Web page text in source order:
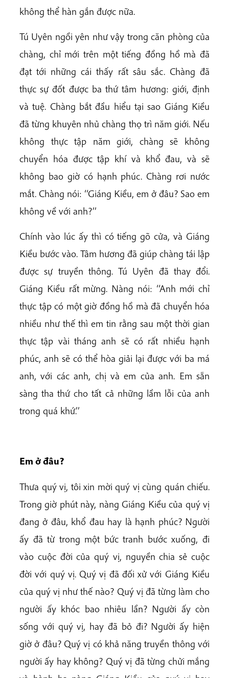
không thể hàn gắn được nữa.
Tú Uyên ngồi yên như vậy trong căn phòng của
chàng, chỉ mới trên một tiếng đồng hồ mà đã
đạt tới những cái thấy rất sâu sắc. Chàng đã
thực sự đốt được ba thứ tâm hương: giới, định
và tuệ. Chàng bắt đầu hiểu tại sao Giáng Kiều
đã từng khuyên nhủ chàng thọ trì năm giới. Nếu
không thực tập năm giới, chàng sẽ không
chuyển hóa được tập khí và khổ đau, và sẽ
không bao giờ có hạnh phúc. Chàng rơi nước
mắt. Chàng nói: ‘‘Giáng Kiều, em ở đâu? Sao em
không về với anh?’’
Chính vào lúc ấy thì có tiếng gõ cửa, và Giáng
Kiều bước vào. Tâm hương đã giúp chàng tái lập
được sự truyền thông. Tú Uyên đã thay đổi.
Giáng Kiều rất mừng. Nàng nói: ‘‘Anh mới chỉ
thực tập có một giờ đồng hồ mà đã chuyển hóa
nhiều như thế thì em tin rằng sau một thời gian
thực tập vài tháng anh sẽ có rất nhiều hạnh
phúc, anh sẽ có thể hòa giải lại được với ba má
anh, với các anh, chị và em của anh. Em sẵn
sàng tha thứ cho tất cả những lầm lỗi của anh
trong quá khứ.’’
Em ở đâu?
Thưa quý vị, tôi xin mời quý vị cùng quán chiếu.
Trong giờ phút này, nàng Giáng Kiều của quý vị
đang ở đâu, khổ đau hay là hạnh phúc? Người
ấy đã từ trong một bức tranh bước xuống, đi
vào cuộc đời của quý vị, nguyền chia sẻ cuộc
đời với quý vị. Quý vị đã đối xử với Giáng Kiều
của quý vị như thế nào? Quý vị đã từng làm cho
người ấy khóc bao nhiêu lần? Người ấy còn
sống với quý vị, hay đã bỏ đi? Người ấy hiện
giờ ở đâu? Quý vị có khả năng truyền thông với
người ấy hay không? Quý vị đã từng chửi mắng